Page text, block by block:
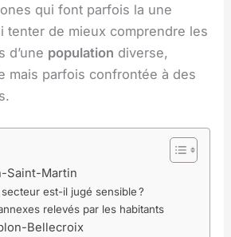
qui font parfois la une
tenter de mieux comprendre les
d’une population diverse,
mais parfois confrontée à des
Saint-Martin
est-il jugé sensible ?
relevés par les habitants
Bellecroix